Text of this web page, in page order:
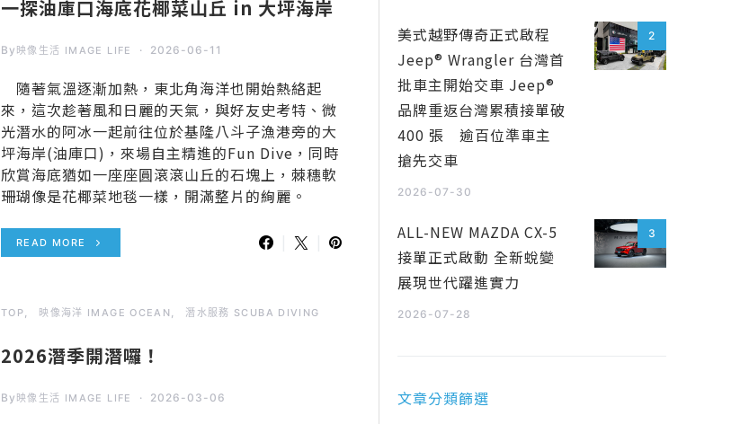
一探油庫口海底花椰菜山丘 in 大坪海岸
By 映像生活 IMAGE LIFE 2026-06-11
隨著氣溫逐漸加熱，東北角海洋也開始熱絡起
來，這次趁著風和日麗的天氣，與好友史考特、微
光潛水的阿冰一起前往位於基隆八斗子漁港旁的大
坪海岸(油庫口)，來場自主精進的Fun Dive，同時
欣賞海底猶如一座座圓滾滾山丘的石塊上，棘穗軟
珊瑚像是花椰菜地毯一樣，開滿整片的絢麗。
READ MORE
TOP 映像海洋 IMAGE OCEAN 潛水服務 SCUBA DIVING
2026潛季開潛囉！
By 映像生活 IMAGE LIFE 2026-03-06
2
美式越野傳奇正式啟程
Jeep® Wrangler 台灣首
批車主開始交車 Jeep®
品牌重返台灣累積接單破
400 張 逾百位準車主
搶先交車
2026-07-30
3
ALL-NEW MAZDA CX-5
接單正式啟動 全新蛻變
展現世代躍進實力
2026-07-28
文章分類篩選